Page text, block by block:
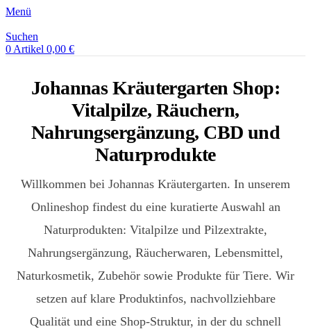
Menü
Suchen
0 Artikel 0,00 €
Johannas Kräutergarten Shop:
Vitalpilze, Räuchern,
Nahrungsergänzung, CBD und
Naturprodukte
Willkommen bei Johannas Kräutergarten. In unserem
Onlineshop findest du eine kuratierte Auswahl an
Naturprodukten: Vitalpilze und Pilzextrakte,
Nahrungsergänzung, Räucherwaren, Lebensmittel,
Naturkosmetik, Zubehör sowie Produkte für Tiere. Wir
setzen auf klare Produktinfos, nachvollziehbare
Qualität und eine Shop-Struktur, in der du schnell